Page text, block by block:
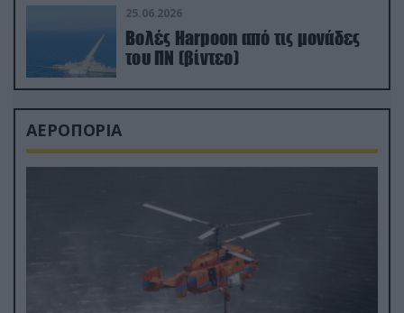
25.06.2026
Βολές Harpoon από τις μονάδες
του ΠΝ (βίντεο)
ΑΕΡΟΠΟΡΙΑ